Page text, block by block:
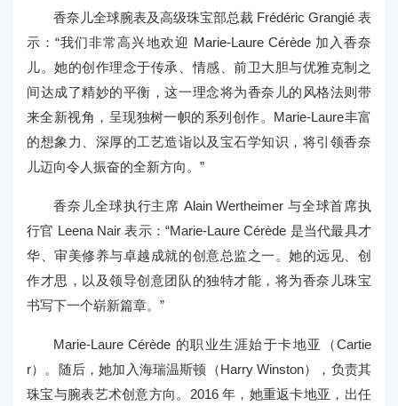
香奈儿全球腕表及高级珠宝部总裁 Frédéric Grangié 表
示：“我们非常高兴地欢迎 Marie-Laure Cérède 加入香奈
儿。她的创作理念于传承、情感、前卫大胆与优雅克制之
间达成了精妙的平衡，这一理念将为香奈儿的风格法则带
来全新视角，呈现独树一帜的系列创作。Marie-Laure丰富
的想象力、深厚的工艺造诣以及宝石学知识，将引领香奈
儿迈向令人振奋的全新方向。”
香奈儿全球执行主席 Alain Wertheimer 与全球首席执
行官 Leena Nair 表示：“Marie-Laure Cérède 是当代最具才
华、审美修养与卓越成就的创意总监之一。她的远见、创
作才思，以及领导创意团队的独特才能，将为香奈儿珠宝
书写下一个崭新篇章。”
Marie-Laure Cérède 的职业生涯始于卡地亚（Cartie
r）。随后，她加入海瑞温斯顿（Harry Winston），负责其
珠宝与腕表艺术创意方向。2016 年，她重返卡地亚，出任